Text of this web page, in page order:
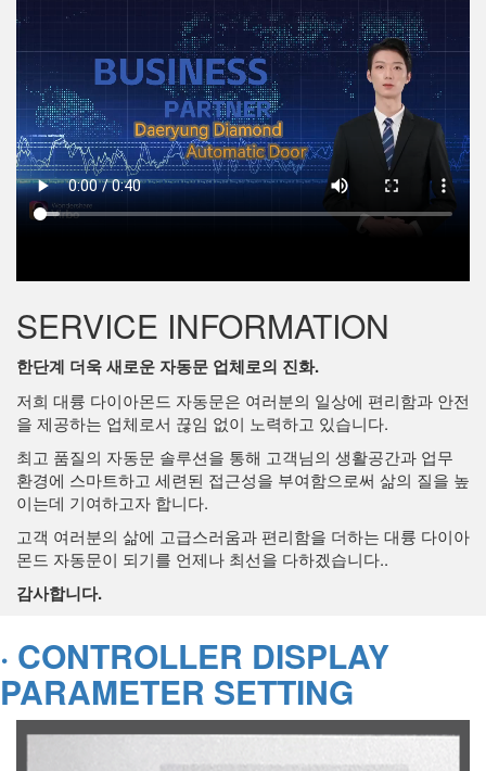
SERVICE INFORMATION
한단계 더욱 새로운 자동문 업체로의 진화.
저희 대륭 다이아몬드 자동문은 여러분의 일상에 편리함과 안전
을 제공하는 업체로서 끊임 없이 노력하고 있습니다.
최고 품질의 자동문 솔루션을 통해 고객님의 생활공간과 업무
환경에 스마트하고 세련된 접근성을 부여함으로써 삶의 질을 높
이는데 기여하고자 합니다.
고객 여러분의 삶에 고급스러움과 편리함을 더하는 대륭 다이아
몬드 자동문이 되기를 언제나 최선을 다하겠습니다..
감사합니다.
· CONTROLLER DISPLAY
PARAMETER SETTING